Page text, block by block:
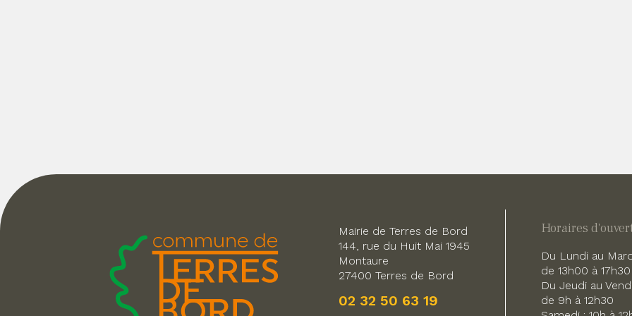
Mairie de Terres de Bord
144, rue du Huit Mai 1945
Montaure
27400 Terres de Bord
02 32 50 63 19
Horaires
Du Lundi au
de 13h00 à 17h30
Du Jeudi au
de 9h à 12h30